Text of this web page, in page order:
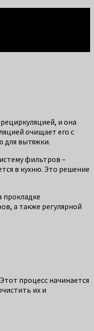
и она
очищает его с
для вытяжки.
фильтров –
в кухню. Это решение
прокладке
а также регулярной
процесс начинается
их и